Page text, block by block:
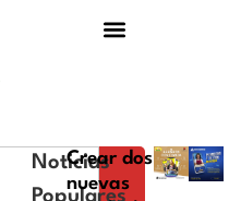
Noticias
Populares
Crear dos
nuevas